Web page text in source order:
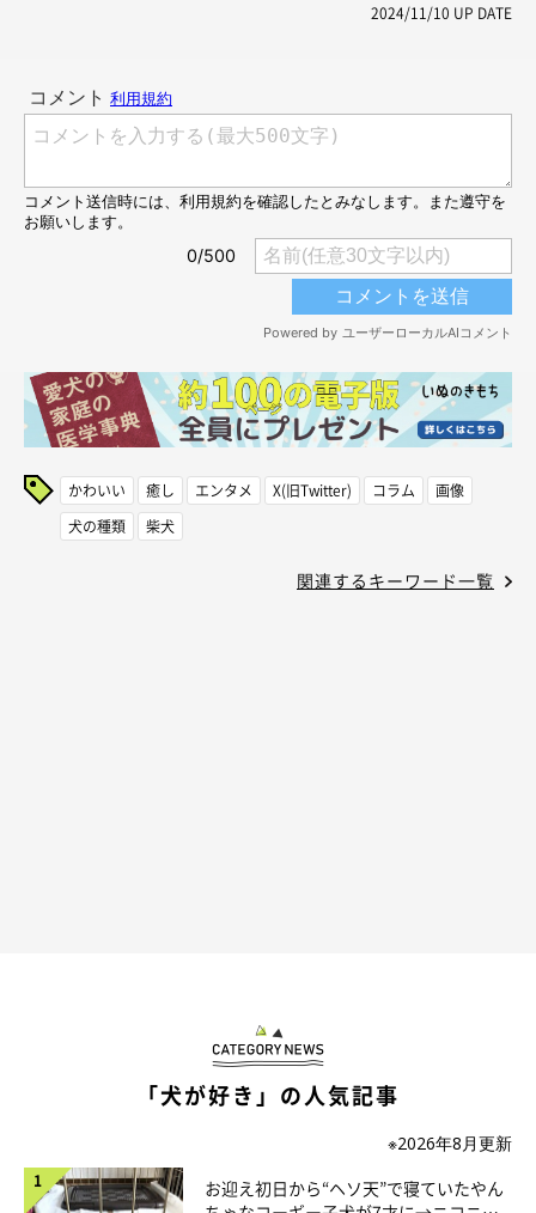
2024/11/10 UP DATE
かわいい 癒し エンタメ X(旧Twitter) コラム
画像
犬の種類
柴犬
関連するキーワード一覧
「犬が好き」の人気記事
※2026年8月更新
お迎え初日から“ヘソ天”で寝ていたやん